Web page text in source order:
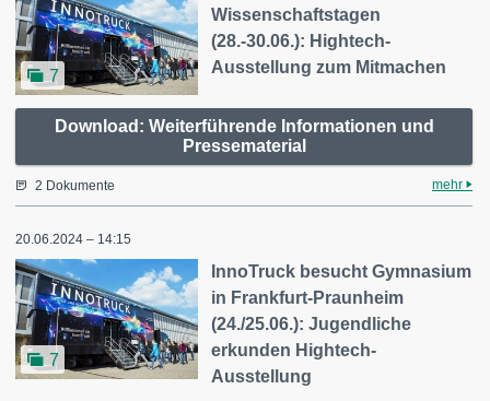
7
Wissenschaftstagen
(28.-30.06.): Hightech-
Ausstellung zum Mitmachen
Download: Weiterführende Informationen und
Pressematerial
2 Dokumente mehr
20.06.2024 – 14:15
7
InnoTruck besucht Gymnasium
in Frankfurt-Praunheim
(24./25.06.): Jugendliche
erkunden Hightech-
Ausstellung